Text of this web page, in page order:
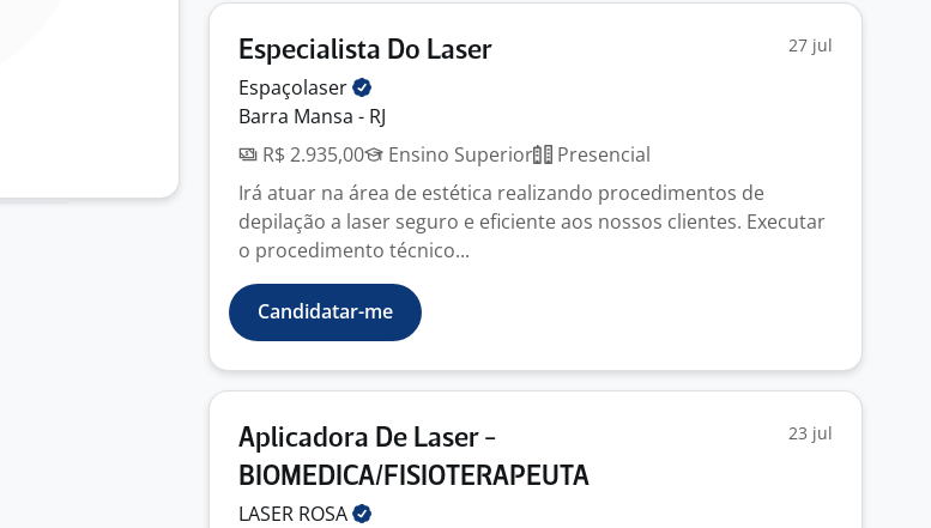
Especialista Do Laser 27 jul
Espaçolaser
Barra Mansa - RJ
R$ 2.935,00
Ensino Superior
Presencial
Irá atuar na área de estética realizando procedimentos de
depilação a laser seguro e eficiente aos nossos clientes. Executar
o procedimento técnico...
Candidatar-me
Aplicadora De Laser -
BIOMEDICA/FISIOTERAPEUTA
23 jul
LASER ROSA